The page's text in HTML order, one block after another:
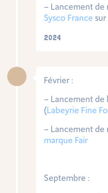
– Lancement
Sysco France
2024
Février :
– Lancement de
(Labeyrie Fine
– Lancement
marque Fair
Septembre :